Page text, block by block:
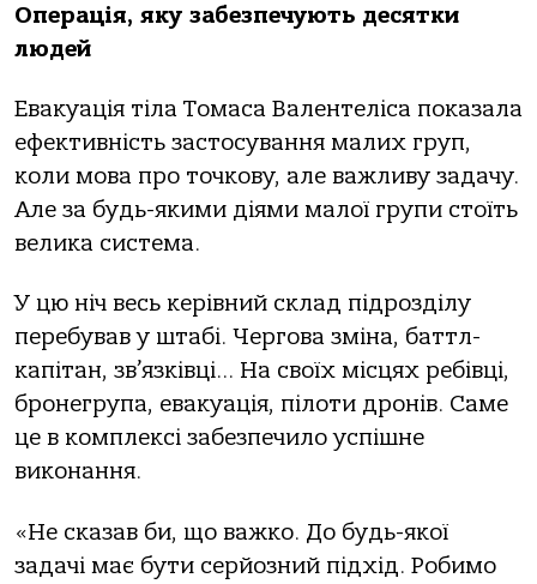
Операція, яку забезпечують десятки
людей
Евакуація тіла Томаса Валентеліса показала
ефективність застосування малих груп,
коли мова про точкову, але важливу задачу.
Але за будь-якими діями малої групи стоїть
велика система.
У цю ніч весь керівний склад підрозділу
перебував у штабі. Чергова зміна, баттл-
капітан, зв’язківці… На своїх місцях ребівці,
бронегрупа, евакуація, пілоти дронів. Саме
це в комплексі забезпечило успішне
виконання.
«Не сказав би, що важко. До будь-якої
задачі має бути серйозний підхід. Робимо